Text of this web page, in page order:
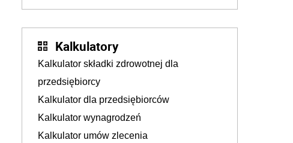
Kalkulatory
Kalkulator składki zdrowotnej dla
przedsiębiorcy
Kalkulator dla przedsiębiorców
Kalkulator wynagrodzeń
Kalkulator umów zlecenia